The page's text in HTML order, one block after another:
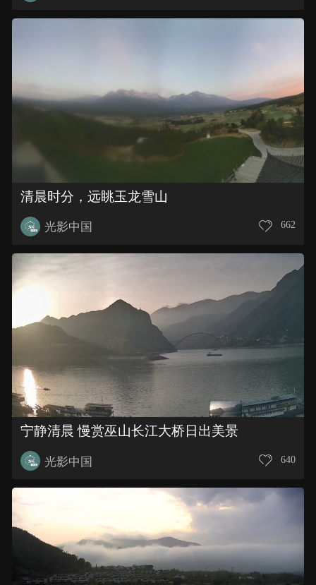
清晨时分，远眺玉龙雪山
光影中国 662
宁静清晨 慢赏巫山长江大桥日出美景
光影中国 640